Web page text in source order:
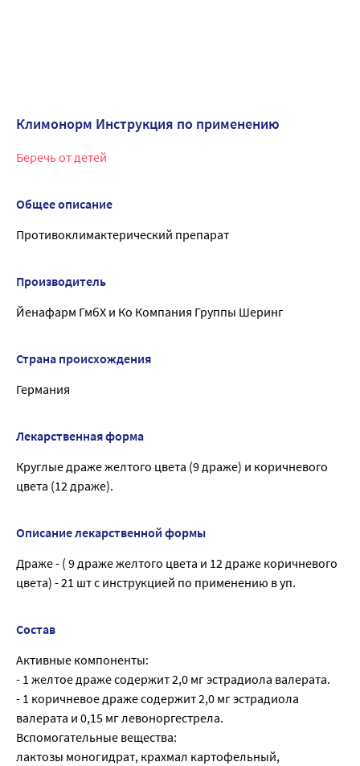
Климонорм Инструкция по применению
Беречь от детей
Общее описание
Противоклимактерический препарат
Производитель
Йенафарм ГмбХ и Ко Компания Группы Шеринг
Страна происхождения
Германия
Лекарственная форма
Круглые драже желтого цвета (9 драже) и коричневого
цвета (12 драже).
Описание лекарственной формы
Драже - ( 9 драже желтого цвета и 12 драже коричневого
цвета) - 21 шт с инструкцией по применению в уп.
Состав
Активные компоненты:
- 1 желтое драже содержит 2,0 мг эстрадиола валерата.
- 1 коричневое драже содержит 2,0 мг эстрадиола
валерата и 0,15 мг левоноргестрела.
Вспомогательные вещества:
лактозы моногидрат, крахмал картофельный,